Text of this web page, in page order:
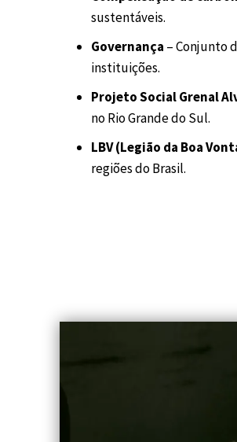
sustentáveis.
Governança – Conjunto
instituições.
Projeto Social Grenal
no Rio Grande do Sul.
LBV (Legião da Boa
regiões do Brasil.